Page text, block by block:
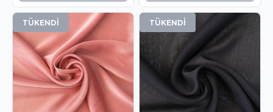
TÜKENDİ TÜKENDİ